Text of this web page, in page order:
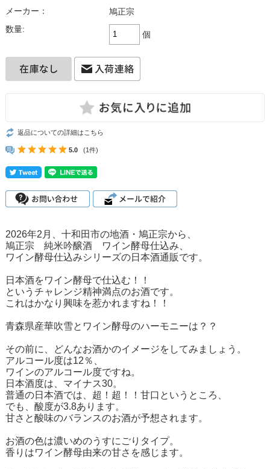
メーカー：
鳩正宗
数量:
個
返品についての詳細はこちら
5.0 (1件)
2026年2月、十和田市の地酒・鳩正宗から、
鳩正宗 純米吟醸酒 ワイン酵母仕込み、
ワイン酵母仕込みシリーズの日本酒通販です。
日本酒をワイン酵母で仕込む！！
というチャレンジ精神満点のお酒です。
これはかなり興味を惹かれますね！！
青森県産華吹雪とワイン酵母のハーモニーは？？
その前に、どんなお酒かのイメージをしてみましょう。
アルコール度は12％、
ワインのアルコール度ですね。
日本酒度は、マイナス30。
普通の日本酒では、超！超！！甘口というところ、
でも、酸度が3.8あります。
甘さと酸味のバランスのお酒が予想されます。
お酒の色は濃いめのうすにごりタイプ。
香りはワイン酵母由来の甘さを感じます。